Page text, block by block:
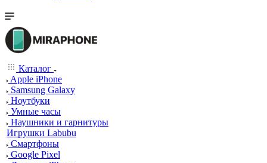
Каталог
Apple iPhone
Samsung Galaxy
Ноутбуки
Умные часы
Наушники и гарнитуры
Игрушки Labubu
Смартфоны
Google Pixel